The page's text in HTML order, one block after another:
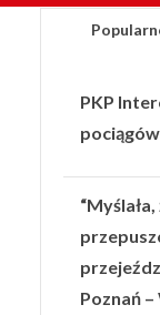
PKP
Poznań